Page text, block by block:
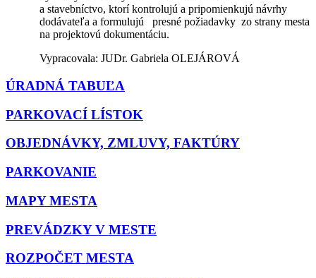
a stavebníctvo, ktorí kontrolujú a pripomienkujú návrhy
dodávateľa a formulujú presné požiadavky zo strany mesta
na projektovú dokumentáciu.
Vypracovala: JUDr. Gabriela OLEJÁROVÁ
ÚRADNÁ TABUĽA
PARKOVACÍ LÍSTOK
OBJEDNÁVKY, ZMLUVY, FAKTÚRY
PARKOVANIE
MAPY MESTA
PREVÁDZKY V MESTE
ROZPOČET MESTA